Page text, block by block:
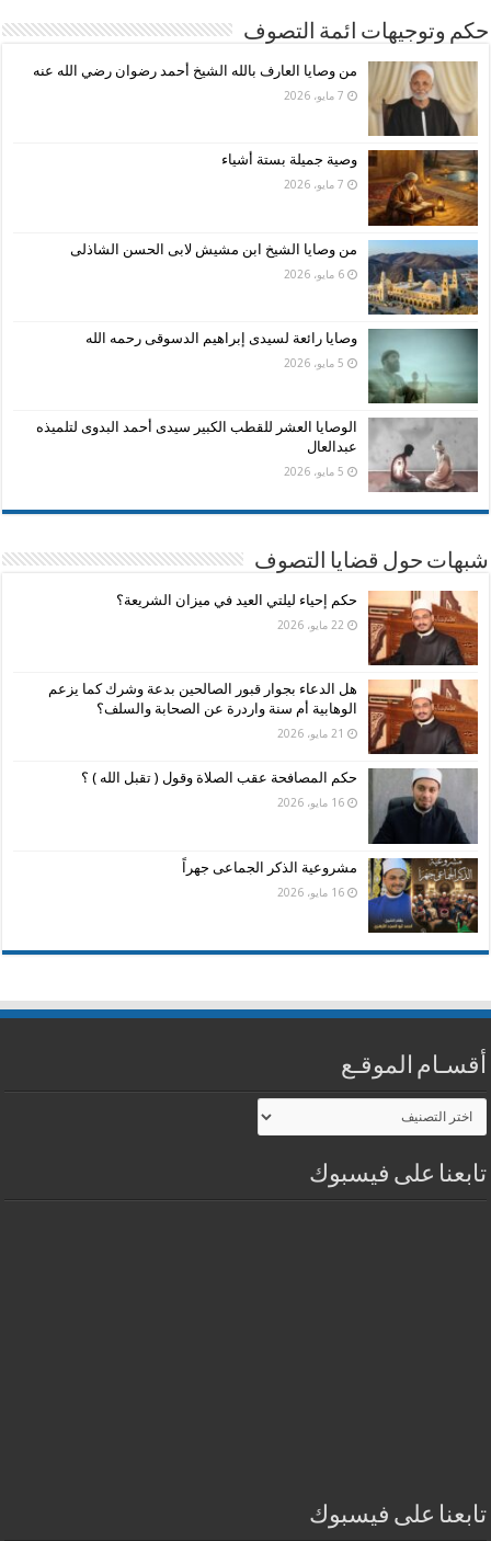
حكم وتوجيهات ائمة التصوف
من وصايا العارف بالله الشيخ أحمد رضوان رضي الله عنه
7 مايو، 2026
وصية جميلة بستة أشياء
7 مايو، 2026
من وصايا الشيخ ابن مشيش لابى الحسن الشاذلى
6 مايو، 2026
وصايا رائعة لسيدى إبراهيم الدسوقى رحمه الله
5 مايو، 2026
الوصايا العشر للقطب الكبير سيدى أحمد البدوى لتلميذه
عبدالعال
5 مايو، 2026
شبهات حول قضايا التصوف
حكم إحياء ليلتي العيد في ميزان الشريعة؟
22 مايو، 2026
هل الدعاء بجوار قبور الصالحين بدعة وشرك كما يزعم
الوهابية أم سنة واردرة عن الصحابة والسلف؟
21 مايو، 2026
حكم المصافحة عقب الصلاة وقول ( تقبل الله ) ؟
16 مايو، 2026
مشروعية الذكر الجماعى جهراً
16 مايو، 2026
أقسـام الموقـع
أقسـام
الموقـع
تابعنا على فيسبوك
تابعنا على فيسبوك